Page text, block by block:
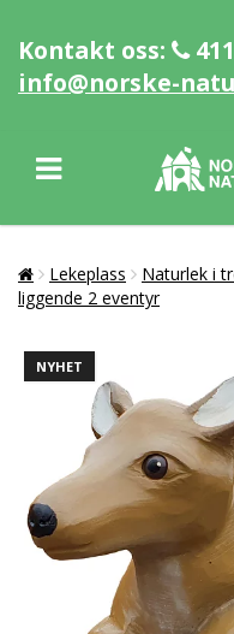
Kontakt oss:
info@norske-
Lekeplass Naturlek i
liggende 2 eventyr
NYHET